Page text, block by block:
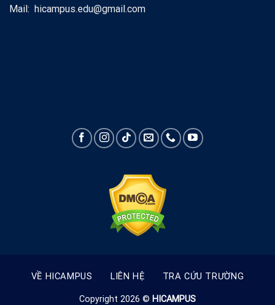
Mail: hicampus.edu@gmail.com
VỀ HICAMPUS LIÊN HỆ TRA CỨU TRƯỜNG
Copyright 2026 © HICAMPUS